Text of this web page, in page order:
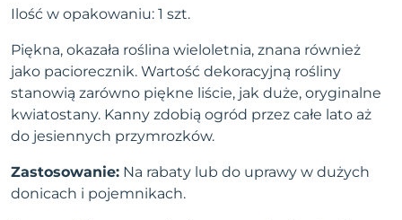
Ilość w opakowaniu: 1 szt.
Piękna, okazała roślina wieloletnia, znana również
jako paciorecznik. Wartość dekoracyjną rośliny
stanowią zarówno piękne liście, jak duże, oryginalne
kwiatostany. Kanny zdobią ogród przez całe lato aż
do jesiennych przymrozków.
Zastosowanie: Na rabaty lub do uprawy w dużych
donicach i pojemnikach.